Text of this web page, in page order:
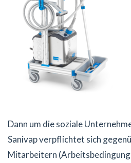
Dann um die soziale
Sanivap verpflichtet sich
Mitarbeitern